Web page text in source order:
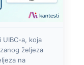
UIBC-a, koja
željeza
na